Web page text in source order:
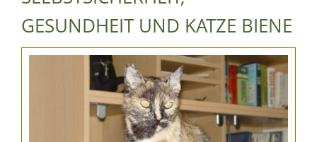
GESUNDHEIT UND KATZE BIENE